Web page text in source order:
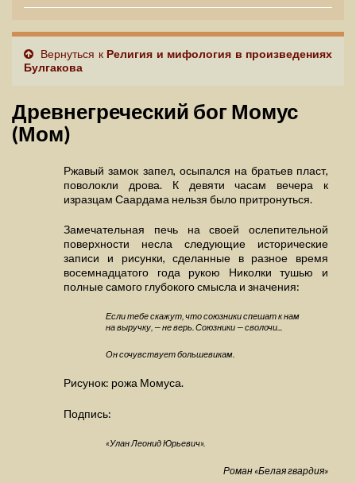
Вернуться к Религия и мифология в произведениях
Булгакова
Древнегреческий бог Момус
(Мом)
Ржавый замок запел, осыпался на братьев пласт,
поволокли дрова. К девяти часам вечера к
изразцам Саардама нельзя было притронуться.
Замечательная печь на своей ослепительной
поверхности несла следующие исторические
записи и рисунки, сделанные в разное время
восемнадцатого года рукою Николки тушью и
полные самого глубокого смысла и значения:
Если тебе скажут, что союзники спешат к нам
на выручку, — не верь. Союзники — сволочи...
Он сочувствует большевикам.
Рисунок: рожа Момуса.
Подпись:
«Улан Леонид Юрьевич».
Роман «Белая гвардия»